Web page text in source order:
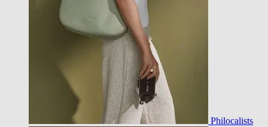
Philocalists